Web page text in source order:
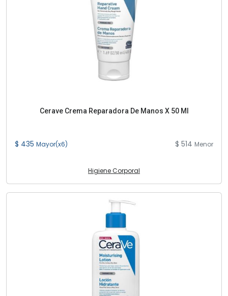
Cerave Crema Reparadora De Manos X 50 Ml
$ 435 Mayor(x6) $ 514 Menor
Higiene Corporal